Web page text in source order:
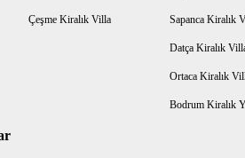
Çeşme Kiralık Villa Sapanca Kiralık
Datça Kiralık
Ortaca Kiralık
Bodrum Kiralık